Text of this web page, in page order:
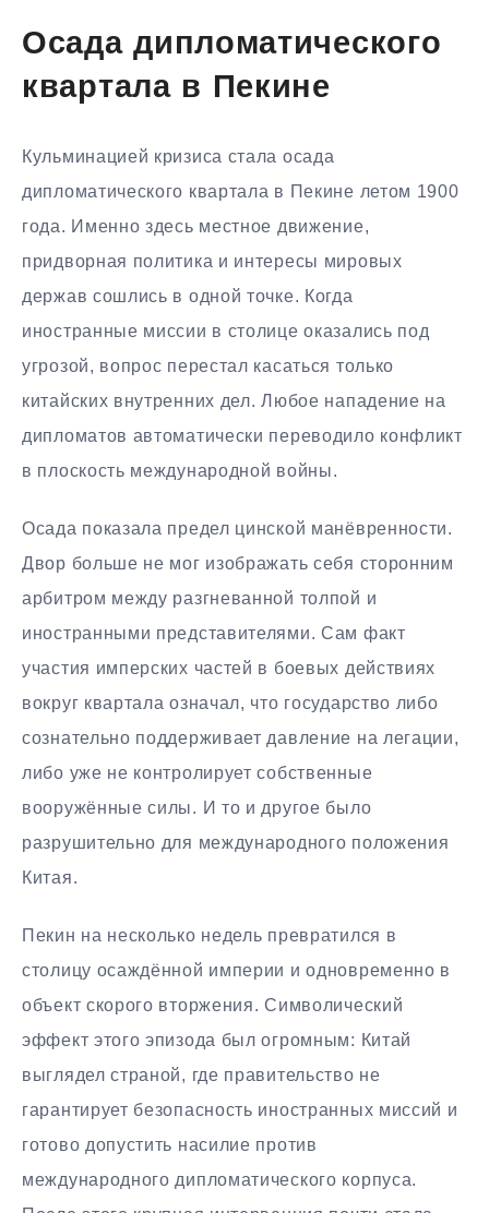
Осада дипломатического
квартала в Пекине
Кульминацией кризиса стала осада
дипломатического квартала в Пекине летом 1900
года. Именно здесь местное движение,
придворная политика и интересы мировых
держав сошлись в одной точке. Когда
иностранные миссии в столице оказались под
угрозой, вопрос перестал касаться только
китайских внутренних дел. Любое нападение на
дипломатов автоматически переводило конфликт
в плоскость международной войны.
Осада показала предел цинской манёвренности.
Двор больше не мог изображать себя сторонним
арбитром между разгневанной толпой и
иностранными представителями. Сам факт
участия имперских частей в боевых действиях
вокруг квартала означал, что государство либо
сознательно поддерживает давление на легации,
либо уже не контролирует собственные
вооружённые силы. И то и другое было
разрушительно для международного положения
Китая.
Пекин на несколько недель превратился в
столицу осаждённой империи и одновременно в
объект скорого вторжения. Символический
эффект этого эпизода был огромным: Китай
выглядел страной, где правительство не
гарантирует безопасность иностранных миссий и
готово допустить насилие против
международного дипломатического корпуса.